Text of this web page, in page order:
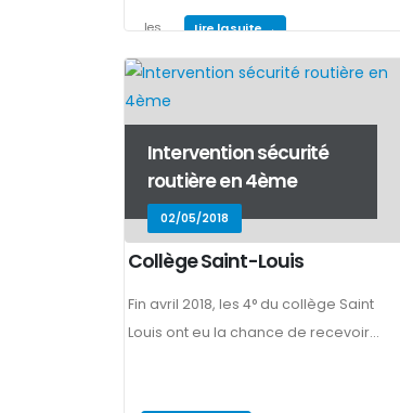
les... Lire la suite →
Intervention sécurité
routière en 4ème
02/05/2018
Collège Saint-Louis
Fin avril 2018, les 4° du collège Saint
Louis ont eu la chance de recevoir...